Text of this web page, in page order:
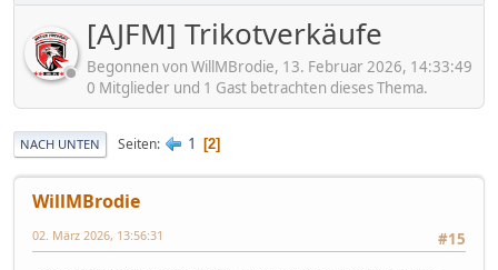
[AJFM] Trikotverkäufe
Begonnen von WillMBrodie, 13. Februar 2026, 14:33:49
0 Mitglieder und 1 Gast betrachten dieses Thema.
NACH UNTEN Seiten 1 2
WillMBrodie
#15
02. März 2026, 13:56:31